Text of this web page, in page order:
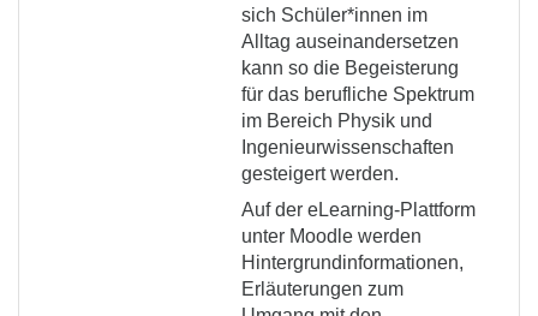
sich Schüler*innen im
Alltag auseinandersetzen
kann so die Begeisterung
für das berufliche Spektrum
im Bereich Physik und
Ingenieurwissenschaften
gesteigert werden.
Auf der eLearning-Plattform
unter Moodle werden
Hintergrundinformationen,
Erläuterungen zum